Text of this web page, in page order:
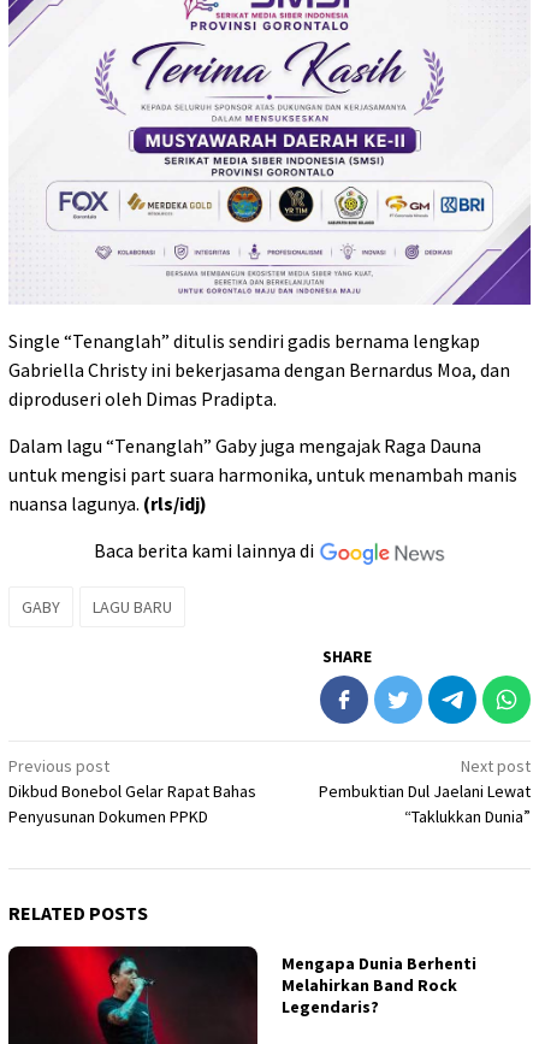
Single “Tenanglah” ditulis sendiri gadis bernama lengkap
Gabriella Christy ini bekerjasama dengan Bernardus Moa, dan
diproduseri oleh Dimas Pradipta.
Dalam lagu “Tenanglah” Gaby juga mengajak Raga Dauna
untuk mengisi part suara harmonika, untuk menambah manis
nuansa lagunya. (rls/idj)
Baca berita kami lainnya di
GABY LAGU BARU
SHARE
Post
navigation
Previous post
Dikbud Bonebol Gelar Rapat Bahas
Penyusunan Dokumen PPKD
Next post
Pembuktian Dul Jaelani Lewat
“Taklukkan Dunia”
RELATED POSTS
Mengapa Dunia Berhenti
Melahirkan Band Rock
Legendaris?